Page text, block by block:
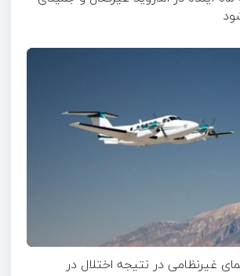
غیرنظامی در نتیجه اختلال در